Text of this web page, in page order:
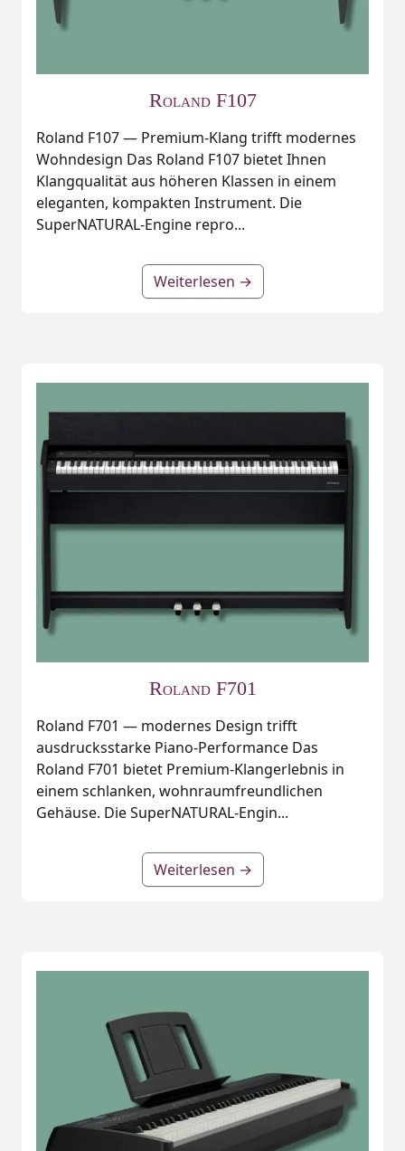
Roland F107
Roland F107 — Premium‑Klang trifft modernes
Wohndesign Das Roland F107 bietet Ihnen
Klangqualität aus höheren Klassen in einem
eleganten, kompakten Instrument. Die
SuperNATURAL‑Engine repro...
Weiterlesen →
Roland F701
Roland F701 — modernes Design trifft
ausdrucksstarke Piano‑Performance Das
Roland F701 bietet Premium‑Klangerlebnis in
einem schlanken, wohnraumfreundlichen
Gehäuse. Die SuperNATURAL‑Engin...
Weiterlesen →